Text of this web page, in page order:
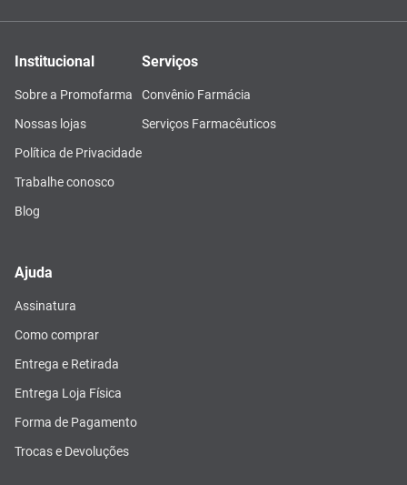
Institucional
Sobre a Promofarma
Nossas lojas
Política de Privacidade
Trabalhe conosco
Blog
Serviços
Convênio Farmácia
Serviços Farmacêuticos
Ajuda
Assinatura
Como comprar
Entrega e Retirada
Entrega Loja Física
Forma de Pagamento
Trocas e Devoluções